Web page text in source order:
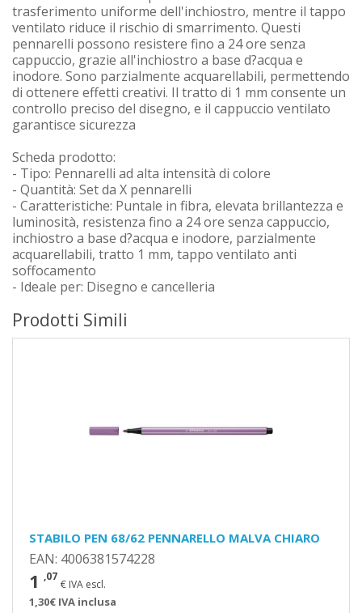
trasferimento uniforme dell'inchiostro, mentre il tappo
ventilato riduce il rischio di smarrimento. Questi
pennarelli possono resistere fino a 24 ore senza
cappuccio, grazie all'inchiostro a base d?acqua e
inodore. Sono parzialmente acquarellabili, permettendo
di ottenere effetti creativi. Il tratto di 1 mm consente un
controllo preciso del disegno, e il cappuccio ventilato
garantisce sicurezza
Scheda prodotto:
- Tipo: Pennarelli ad alta intensità di colore
- Quantità: Set da X pennarelli
- Caratteristiche: Puntale in fibra, elevata brillantezza e
luminosità, resistenza fino a 24 ore senza cappuccio,
inchiostro a base d?acqua e inodore, parzialmente
acquarellabili, tratto 1 mm, tappo ventilato anti
soffocamento
- Ideale per: Disegno e cancelleria
Prodotti Simili
STABILO PEN 68/62 PENNARELLO MALVA CHIARO
EAN: 4006381574228
1 ,07
€ IVA escl.
1,30€ IVA inclusa